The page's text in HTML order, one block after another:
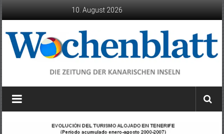
10. August 2026
Wochenblatt
die